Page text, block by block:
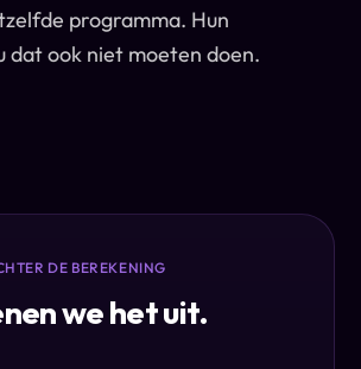
programma. Hun
dat ook niet moeten doen.
DE BEREKENING
we het uit.